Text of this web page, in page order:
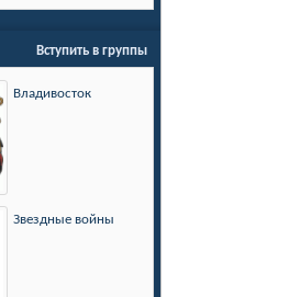
Вступить в группы
Владивосток
Звездные войны